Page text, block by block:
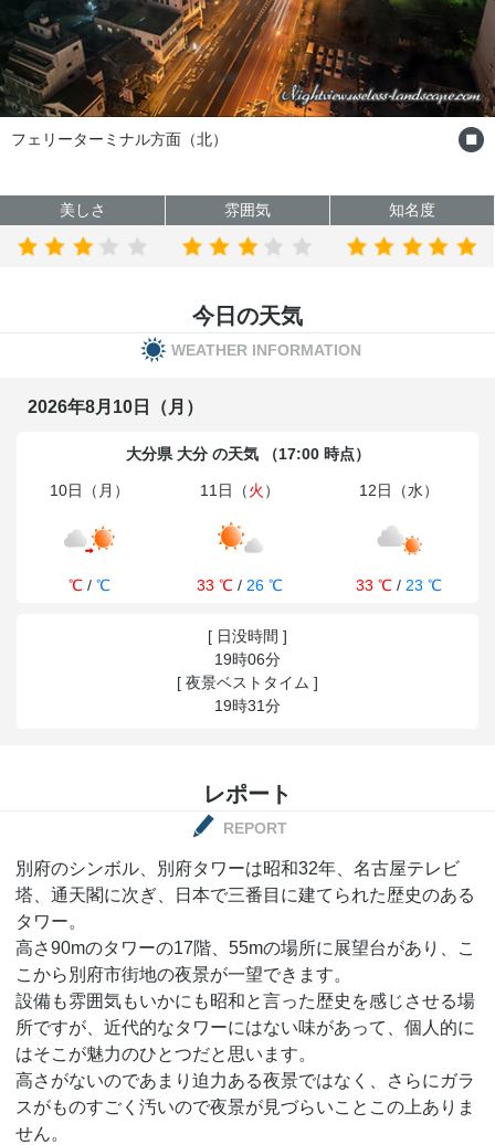
別府駅方面（西）
美しさ 雰囲気 知名度
今日の天気
WEATHER INFORMATION
2026年8月10日（月）
大分県 大分 の天気 （17:00 時点）
10日（月） 11日（火 ） 12日（水）
℃/ ℃ 33 ℃ / 26 ℃ 33 ℃/ 23 ℃
[ 日没時間 ]
19時06分
[ 夜景ベストタイム ]
19時31分
レポート
REPORT
別府のシンボル、別府タワーは昭和32年、名古屋テレビ
塔、通天閣に次ぎ、日本で三番目に建てられた歴史のある
タワー。
高さ90mのタワーの17階、55mの場所に展望台があり、こ
こから別府市街地の夜景が一望できます。
設備も雰囲気もいかにも昭和と言った歴史を感じさせる場
所ですが、近代的なタワーにはない味があって、個人的に
はそこが魅力のひとつだと思います。
高さがないのであまり迫力ある夜景ではなく、さらにガラ
スがものすごく汚いので夜景が見づらいことこの上ありま
せん。